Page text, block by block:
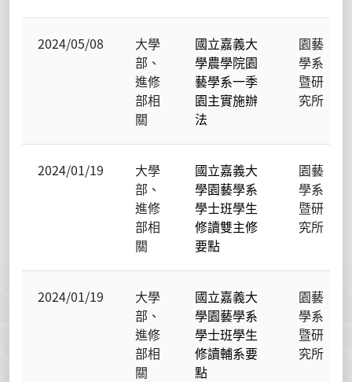
2024/05/08
大學
部、
進修
部相
關
國立嘉義大
學農學院園
藝學系一季
園主實施辦
法
園藝
學系
暨研
究所
2024/01/19
大學
部、
進修
部相
關
國立嘉義大
學園藝學系
學士班學生
修讀雙主修
要點
園藝
學系
暨研
究所
2024/01/19
大學
部、
進修
部相
關
國立嘉義大
學園藝學系
學士班學生
修讀輔系要
點
園藝
學系
暨研
究所